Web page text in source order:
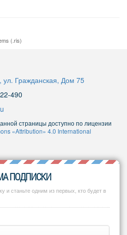
(.ris)
ул. Гражданская, Дом 75
490
страницы доступно по лицензии
«Attribution» 4.0 International
ПОДПИСКИ
и станьте одним из первых, кто будет в